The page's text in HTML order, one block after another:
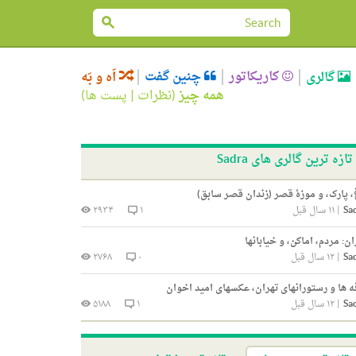
گالری کاریکاتور چنین گفت اَه و بَه
همه چیز(نظرات | پست ها)
تازه ترین گالری های Sadra
پارک، و موزۀ قصر (زندان قصر سابق)
|۱۱ سال قبل ۱
۲۹۳۴
مردم، اماکن، و خیابانها
|۱۲ سال قبل ۰
۲۷۶۸
ها و رستورانهای تهران، عکسهای امید اخوان
|۱۲ سال قبل ۱ ۵۱۸۸